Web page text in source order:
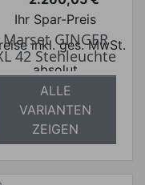
Preis
Ihr Spar-Preis
inkl. ges. MwSt.
absolut
versandkostenfrei
Marset GINGER
42 Stehleuchte
ALLE
VARIANTEN
ZEIGEN